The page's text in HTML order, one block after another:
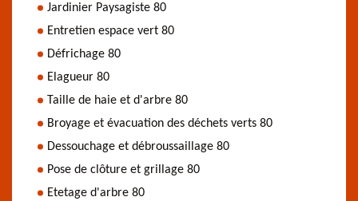
Jardinier Paysagiste 80
Entretien espace vert 80
Défrichage 80
Elagueur 80
Taille de haie et d'arbre 80
Broyage et évacuation des déchets verts 80
Dessouchage et débroussaillage 80
Pose de clôture et grillage 80
Etetage d'arbre 80